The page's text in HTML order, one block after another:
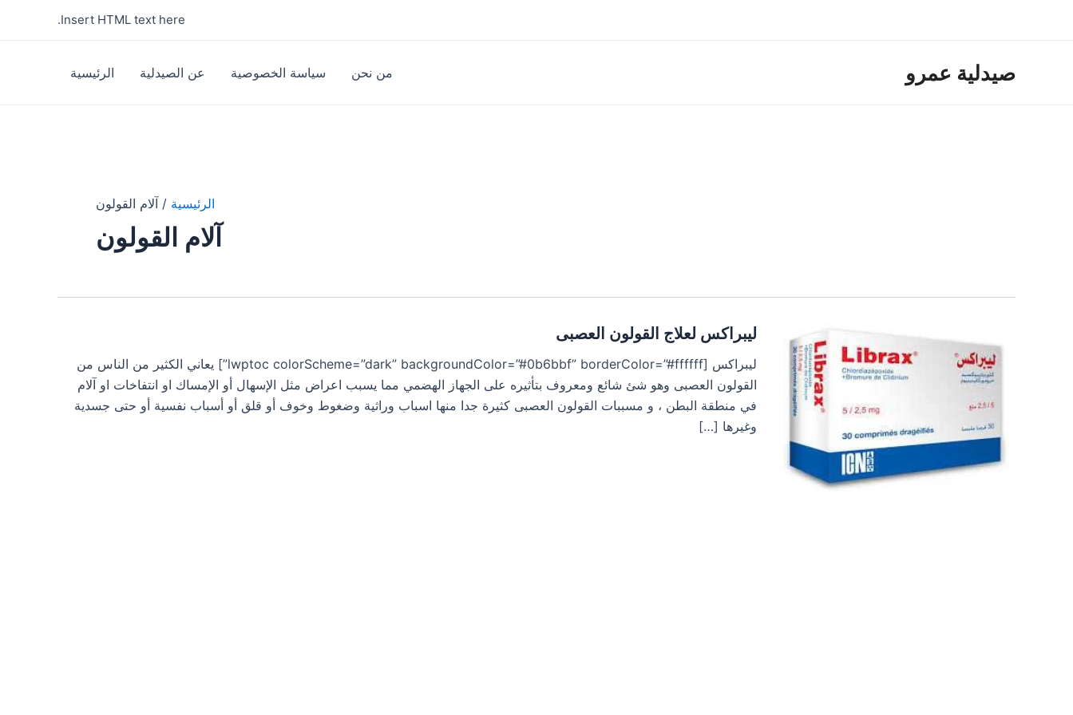
Insert HTML text here.
صيدلية عمرو من نحن سياسة الخصوصية عن الصيدلية الرئيسية
الرئيسية آلام القولون
آلام القولون
ليبراكس لعلاج القولون العصبى
ليبراكس [lwptoc colorScheme=”dark” backgroundColor=”#0b6bbf” borderColor=”#ffffff”] يعاني الكثير من الناس من
القولون العصبى وهو شئ شائع ومعروف بتأثيره على الجهاز الهضمي مما يسبب اعراض مثل الإسهال أو الإمساك او انتفاخات او آلام
في منطقة البطن ، و مسببات القولون العصبى كثيرة جدا منها اسباب وراثية وضغوط وخوف أو قلق أو أسباب نفسية أو حتى جسدية
وغيرها […]